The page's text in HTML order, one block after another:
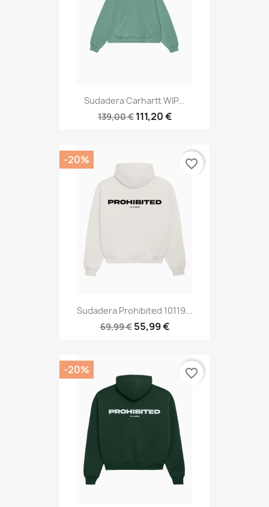
Sudadera Carhartt WIP...
139,00 € 111,20 €
Sudadera Prohibited 10119...
69,99 € 55,99 €
-20% favorite_border
-20% favorite_border